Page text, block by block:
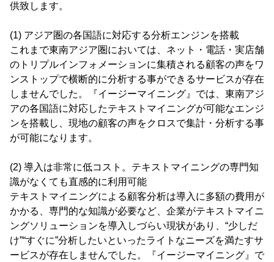
供致します。
(1) アジア圏の各国語に対応する分析エンジンを搭載
これまで東南アジア圏においては、ネット・電話・実店舗
のトリプルインフォメーションに集積される顧客の声をワ
ンストップで横断的に分析する事ができるサービスが存在
しませんでした。『イージーマイニング』では、東南アジ
アの各国語に対応したテキストマイニングが可能なエンジ
ンを搭載し、現地の顧客の声をクロスで集計・分析する事
が可能になります。
(2) 導入は非常に低コスト。テキストマイニングの専門知
識がなくても直感的に利用可能
テキストマイニングによる顧客分析は導入に多額の費用が
かかる、専門的な知識が必要など、企業がテキストマイニ
ングソリューションを導入しづらい現状があり、“少しだ
け”“すぐに”分析したいといったライトなニーズを満たすサ
ービスが存在しませんでした。『イージーマイニング』で